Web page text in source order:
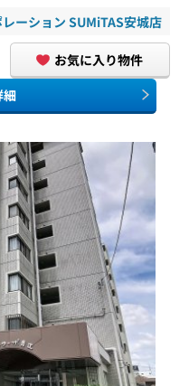
ーション SUMiTAS安城店
お気に入り物件
細